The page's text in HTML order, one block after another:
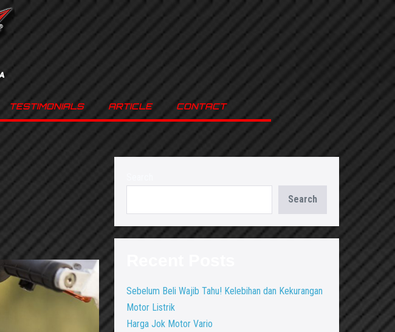
TESTIMONIALS ARTICLE CONTACT
Search
Sebelum Beli Wajib Tahu! Kelebihan dan Kekurangan
Motor Listrik
Harga Jok Motor Vario